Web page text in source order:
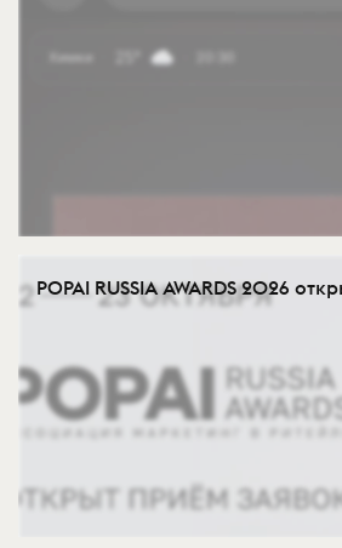
POPAI RUSSIA AWARDS 2026